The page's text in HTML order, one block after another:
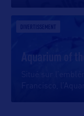
DIVERTISSEMENT
Aquarium of